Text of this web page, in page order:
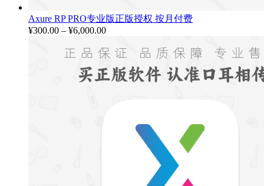
Axure RP PRO专业版正版授权 按月付费
¥300.00 – ¥6,000.00价
范
围：
¥300.00